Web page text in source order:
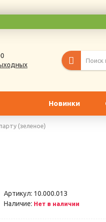
Новинки
(зеленое)
Артикул: 10.000.01З
Наличие: Нет в наличии